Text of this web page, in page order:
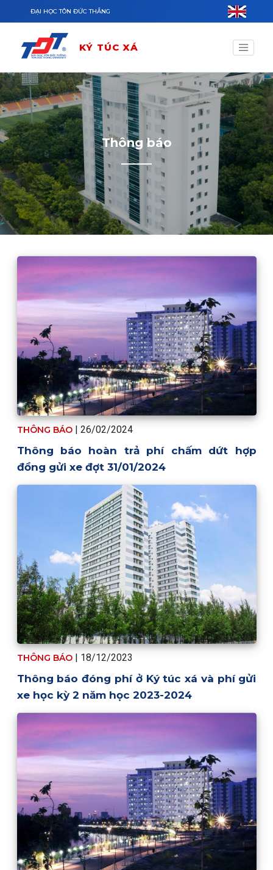
Nhảy đến nội dung
ĐẠI HỌC TÔN ĐỨC THẮNG
KÝ TÚC XÁ
Thông báo
THÔNG BÁO | 26/02/2024
Thông báo hoàn trả phí chấm dứt hợp
đồng gửi xe đợt 31/01/2024
THÔNG BÁO | 18/12/2023
Thông báo đóng phí ở Ký túc xá và phí gửi
xe học kỳ 2 năm học 2023-2024